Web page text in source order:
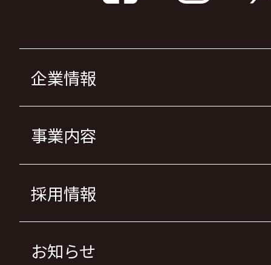
企業情報
事業内容
採用情報
お知らせ